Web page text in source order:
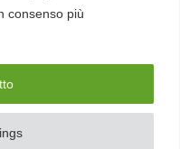
consenso più
riservati